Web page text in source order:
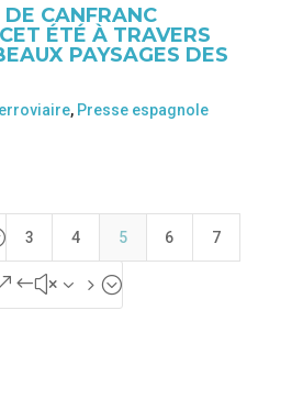
DE CANFRANC
ÉTÉ À TRAVERS
PAYSAGES DES
, Presse espagnole
3 4 5 6 7